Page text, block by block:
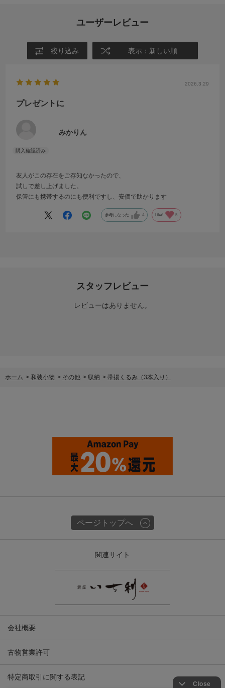
ユーザーレビュー
絞り込み 表示：新しい順
2026.3.29
プレゼントに
みかりん
友人がこの存在をご存知なかったので、
試しで差し上げました。
保管にも携帯するのにも便利ですし、安価で助かります
参考になった 4 Like! 5
スタッフレビュー
レビューはありません。
ホーム > 和装小物 > その他 > 収納 > 帯揚くるみ（3本入り）
ページトップへ
関連サイト
会社概要
古物営業許可
特定商取引に関する表記